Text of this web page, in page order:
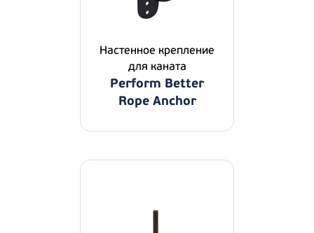
Настенное крепление
для каната
Perform Better
Rope Anchor